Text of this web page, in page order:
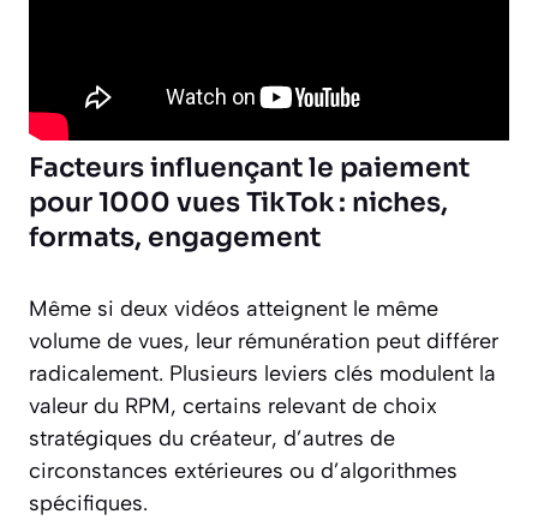
Facteurs influençant le paiement
pour 1000 vues TikTok : niches,
formats, engagement
Même si deux vidéos atteignent le même
volume de vues, leur rémunération peut différer
radicalement. Plusieurs leviers clés modulent la
valeur du RPM, certains relevant de choix
stratégiques du créateur, d’autres de
circonstances extérieures ou d’algorithmes
spécifiques.